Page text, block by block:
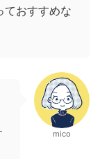
ておすすめな
mico